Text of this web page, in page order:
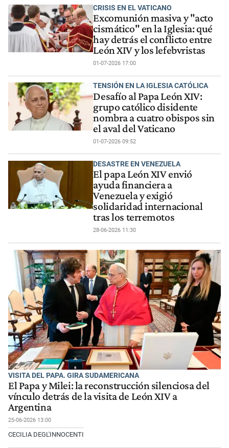
CRISIS EN EL VATICANO
Excomunión masiva y "acto
cismático" en la Iglesia: qué
hay detrás el conflicto entre
León XIV y los lefebvristas
01-07-2026 17:00
TENSIÓN EN LA IGLESIA CATÓLICA
Desafío al Papa León XIV:
grupo católico disidente
nombra a cuatro obispos sin
el aval del Vaticano
01-07-2026 09:52
DESASTRE EN VENEZUELA
El papa León XIV envió
ayuda financiera a
Venezuela y exigió
solidaridad internacional
tras los terremotos
28-06-2026 11:30
VISITA DEL PAPA. GIRA SUDAMERICANA
El Papa y Milei: la reconstrucción silenciosa del
vínculo detrás de la visita de León XIV a
Argentina
25-06-2026 13:00
CECILIA DEGL'INNOCENTI